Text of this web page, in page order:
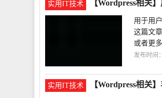
实用IT技术 【Wordpress相关
用于用
这篇文
或者更
发布时间
实用IT技术 【Wordpress相关